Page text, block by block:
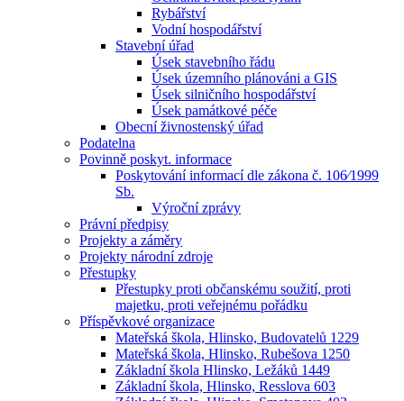
Rybářství
Vodní hospodářství
Stavební úřad
Úsek stavebního řádu
Úsek územního plánováni a GIS
Úsek silničního hospodářství
Úsek památkové péče
Obecní živnostenský úřad
Podatelna
Povinně poskyt. informace
Poskytování informací dle zákona č. 106⁄1999
Sb.
Výroční zprávy
Právní předpisy
Projekty a záměry
Projekty národní zdroje
Přestupky
Přestupky proti občanskému soužití, proti
majetku, proti veřejnému pořádku
Příspěvkové organizace
Mateřská škola, Hlinsko, Budovatelů 1229
Mateřská škola, Hlinsko, Rubešova 1250
Základní škola Hlinsko, Ležáků 1449
Základní škola, Hlinsko, Resslova 603